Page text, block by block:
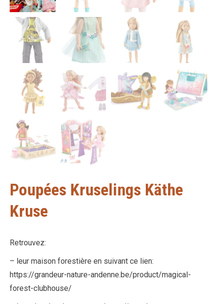
Poupées Kruselings Käthe
Kruse
Retrouvez:
– leur maison forestière en suivant ce lien:
https://grandeur-nature-andenne.be/product/magical-
forest-clubhouse/